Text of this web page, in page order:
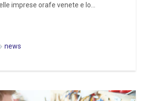
imprese orafe venete e lo...
news